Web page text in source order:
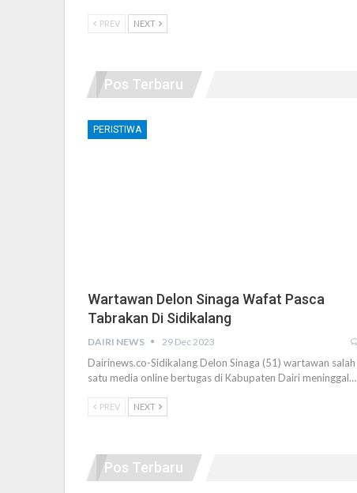
PREV NEXT
Pos Terbaru
PERISTIWA
Wartawan Delon Sinaga Wafat Pasca
Tabrakan Di Sidikalang
DAIRI NEWS 29 Dec 2023
Dairinews.co-Sidikalang Delon Sinaga (51) wartawan salah
satu media online bertugas di Kabupaten Dairi meninggal…
PREV NEXT
Pos Terbaru